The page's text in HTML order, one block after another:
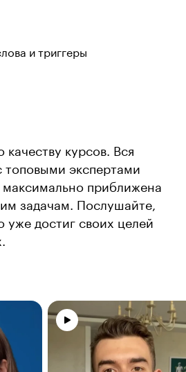
и триггеры
качеству курсов. Вся
топовыми экспертами
максимально приближена
задачам. Послушайте,
уже достиг своих целей